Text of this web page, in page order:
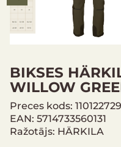
BIKSES
WILLOW
Preces kods:
EAN: 5714733560131
Ražotājs: HÄRKILA